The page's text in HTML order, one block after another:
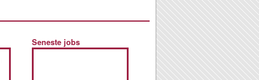
Seneste jobs